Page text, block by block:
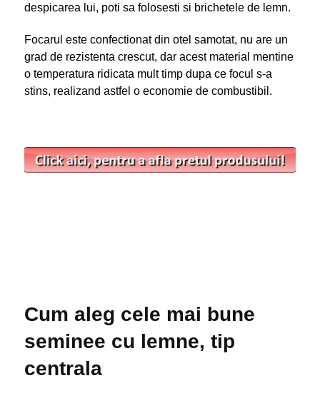
despicarea lui, poti sa folosesti si brichetele de lemn.
Focarul este confectionat din otel samotat, nu are un
grad de rezistenta crescut, dar acest material mentine
o temperatura ridicata mult timp dupa ce focul s-a
stins, realizand astfel o economie de combustibil.
Cum aleg cele mai bune
seminee cu lemne, tip
centrala